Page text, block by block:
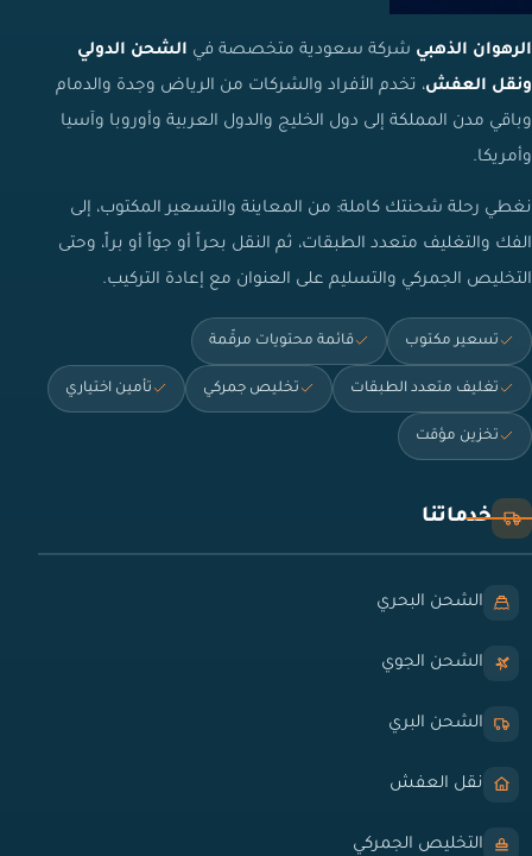
الرهوان الذهبي شركة سعودية متخصصة في الشحن الدولي
ونقل العفش، تخدم الأفراد والشركات من الرياض وجدة والدمام
وباقي مدن المملكة إلى دول الخليج والدول العربية وأوروبا وآسيا
وأمريكا.
نغطي رحلة شحنتك كاملة: من المعاينة والتسعير المكتوب، إلى
الفك والتغليف متعدد الطبقات، ثم النقل بحراً أو جواً أو براً، وحتى
التخليص الجمركي والتسليم على العنوان مع إعادة التركيب.
تسعير مكتوب قائمة محتويات مرقّمة
تغليف متعدد الطبقات تخليص جمركي تأمين اختياري
تخزين مؤقت
خدماتنا
الشحن البحري
الشحن الجوي
الشحن البري
نقل العفش
التخليص الجمركي